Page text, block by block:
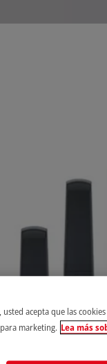
usted acepta que las
marketing. Lea más